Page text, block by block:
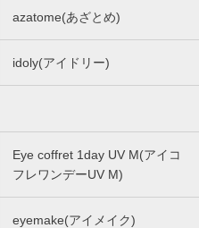
azatome(あざとめ)
idoly(アイドリー)
Eye coffret 1day UV M(アイコ
フレワンデーUV M)
eyemake(アイメイク)